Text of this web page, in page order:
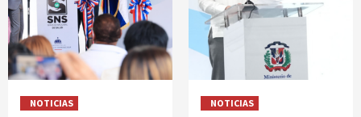
NOTICIAS NOTICIAS